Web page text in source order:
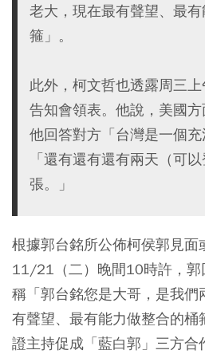
老大，現在最有聲望、最
箍」。
此外，柯文哲也透露周三
告知會領表。他說，美國方
他回答對方「台灣是一個充
「還有還有還有兩天（可
張。」
根據郭台銘所公佈柯侯郭見面
11/21（二）晚間10時許，郭
稱「郭台銘您是大哥，是我們
有聲望、最有能力做整合的桶
證主持促成「藍白郭」三方合